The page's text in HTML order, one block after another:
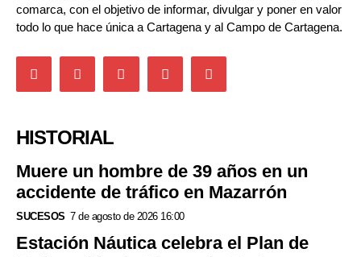
comarca, con el objetivo de informar, divulgar y poner en valor
todo lo que hace única a Cartagena y al Campo de Cartagena.
HISTORIAL
Muere un hombre de 39 años en un
accidente de tráfico en Mazarrón
SUCESOS 7 de agosto de 2026 16:00
Estación Náutica celebra el Plan de